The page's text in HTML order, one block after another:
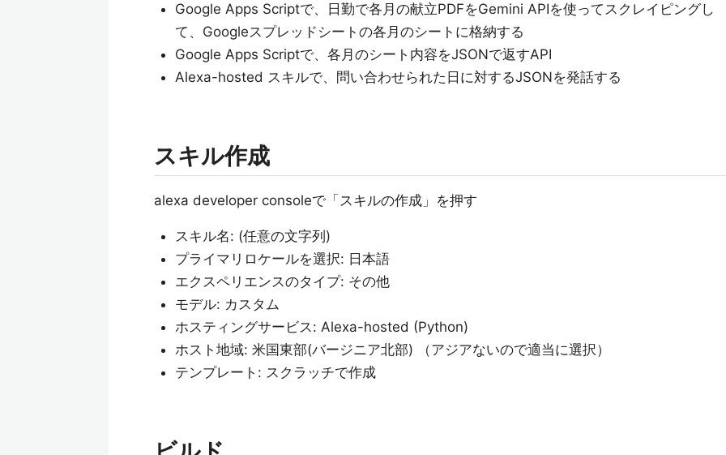
Google Apps Scriptで、日勤で各月の献立PDFをGemini APIを使ってスクレイピングし
て、Googleスプレッドシートの各月のシートに格納する
Google Apps Scriptで、各月のシート内容をJSONで返すAPI
Alexa-hosted スキルで、問い合わせられた日に対するJSONを発話する
スキル作成
alexa developer consoleで「スキルの作成」を押す
スキル名: (任意の文字列)
プライマリロケールを選択: 日本語
エクスペリエンスのタイプ: その他
モデル: カスタム
ホスティングサービス: Alexa-hosted (Python)
ホスト地域: 米国東部(バージニア北部) （アジアないので適当に選択）
テンプレート: スクラッチで作成